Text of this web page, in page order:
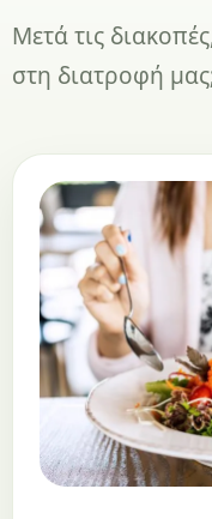
Μετά τις
στη διατροφή